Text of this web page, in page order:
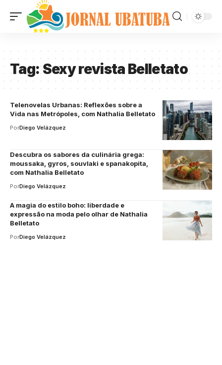
Tag:Sexy revista Belletato
Telenovelas Urbanas: Reflexões sobre a
Vida nas Metrópoles, com Nathalia Belletato
PorDiego Velázquez
Descubra os sabores da culinária grega:
moussaka, gyros, souvlaki e spanakopita,
com Nathalia Belletato
PorDiego Velázquez
A magia do estilo boho: liberdade e
expressão na moda pelo olhar de Nathalia
Belletato
PorDiego Velázquez